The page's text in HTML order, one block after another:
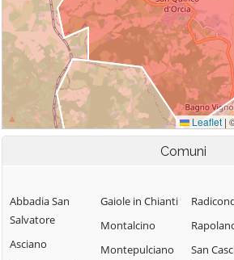
Comuni
Abbadia San
Salvatore
Asciano
Gaiole in Chianti
Montalcino
Montepulciano
San